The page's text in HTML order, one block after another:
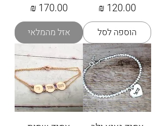
מחיר
הוספה לסל
מחיר
אזל מהמלאי